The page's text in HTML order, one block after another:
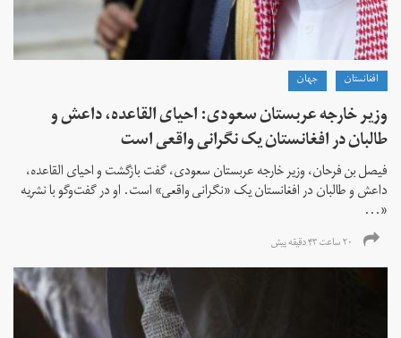
افغانستان جهان
وزیر خارجه عربستان سعودی: احیای القاعده،‌ داعش و
طالبان در افغانستان یک نگرانی واقعی است
فیصل بن فرحان، ‌وزیر خارجه عربستان سعودی، گفت بازگشت و احیای القاعده،‌
داعش و طالبان در افغانستان یک «نگرانی واقعی» است. او در گفت‌وگو با نشریه
«...
۲۰ ساعت ۴۳ دقیقه پیش